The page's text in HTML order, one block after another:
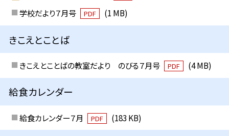
学校だより７月号 PDF (1 MB)
きこえとことば
きこえとことばの教室だより のびる７月号 PDF (4 MB)
給食カレンダー
給食カレンダー７月 PDF (183 KB)